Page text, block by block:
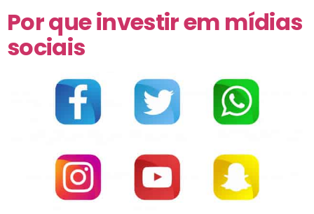
Por que investir em mídias
sociais